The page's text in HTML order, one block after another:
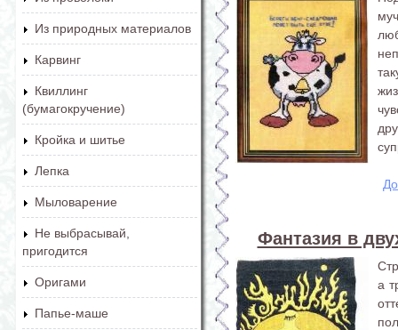
Из природных материалов
Карвинг
Квиллинг
(бумагокручение)
Кройка и шитье
Лепка
Мыловарение
Не выбрасывай,
пригодится
Оригами
Папье-маше
Фантазия в
а